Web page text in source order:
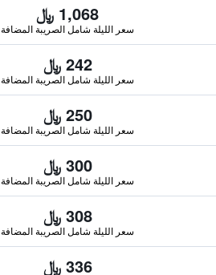
1,068 ﷼
سعر الليلة شامل الصريبة المضافة
242 ﷼
سعر الليلة شامل الصريبة المضافة
250 ﷼
سعر الليلة شامل الصريبة المضافة
300 ﷼
سعر الليلة شامل الصريبة المضافة
308 ﷼
سعر الليلة شامل الصريبة المضافة
336 ﷼